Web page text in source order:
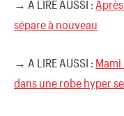
→ A LIRE AUSSI :
sépare à nouveau
→ A LIRE AUSSI : Mami
dans une robe hyper